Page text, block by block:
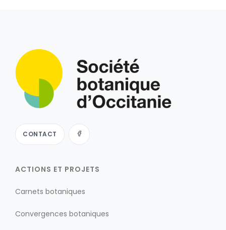
CONTACT
ACTIONS ET PROJETS
Carnets botaniques
Convergences botaniques